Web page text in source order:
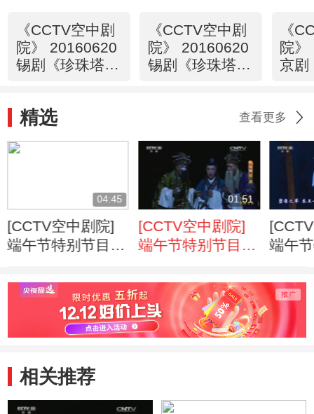
《CCTV空中剧
院》 20160620
锡剧《珍珠塔》
《CCTV空中剧
院》 20160620
锡剧《珍珠塔》
《
院》
京剧
精选 查看更多
04:45
[CCTV空中剧院]
端午节特别节目
六场
01:51
[CCTV空中剧院]
端午节特别节目
七场
端午
二场
相关推荐